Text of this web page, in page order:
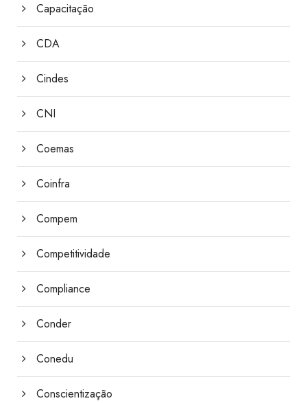
Capacitação
CDA
Cindes
CNI
Coemas
Coinfra
Compem
Competitividade
Compliance
Conder
Conedu
Conscientização